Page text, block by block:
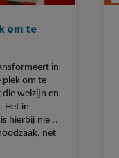
om te
in
plek om te
welzijn en
Het in
hierbij niet
net